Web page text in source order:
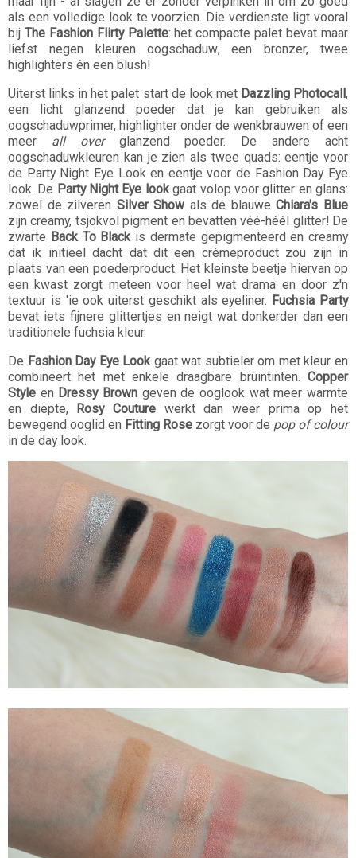
als een volledige look te voorzien. Die verdienste ligt vooral
bij The Fashion Flirty Palette: het compacte palet bevat maar
liefst negen kleuren oogschaduw, een bronzer, twee
highlighters én een blush!
Uiterst links in het palet start de look met Dazzling Photocall,
een licht glanzend poeder dat je kan gebruiken als
oogschaduwprimer, highlighter onder de wenkbrauwen of een
meer all overglanzend poeder. De andere acht
oogschaduwkleuren kan je zien als twee quads: eentje voor
de Party Night Eye Look en eentje voor de Fashion Day Eye
look. De Party Night Eye lookgaat volop voor glitter en glans:
zowel de zilveren Silver Show als de blauweChiara's Blue
zijn creamy, tsjokvol pigment en bevatten véé-héél glitter! De
zwarte Back To Black is dermate gepigmenteerd en creamy
dat ik initieel dacht dat dit een crèmeproduct zou zijn in
plaats van een poederproduct. Het kleinste beetje hiervan op
een kwast zorgt meteen voor heel wat drama en door z'n
textuur is 'ie ook uiterst geschikt als eyeliner. Fuchsia Party
bevat iets fijnere glittertjes en neigt wat donkerder dan een
traditionele fuchsia kleur.
De Fashion Day Eye Look gaat wat subtieler om met kleur en
combineert het met enkele draagbare bruintinten. Copper
Style en Dressy Brown geven de ooglook wat meer warmte
en diepte, Rosy Couture werkt dan weer prima op het
bewegend ooglid en Fitting Rose zorgt voor de pop of colour
in de day look.